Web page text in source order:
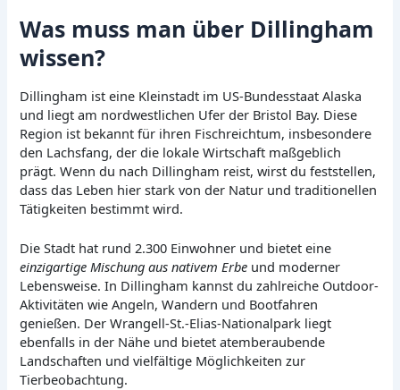
Was muss man über Dillingham
wissen?
Dillingham ist eine Kleinstadt im US-Bundesstaat Alaska
und liegt am nordwestlichen Ufer der Bristol Bay. Diese
Region ist bekannt für ihren Fischreichtum, insbesondere
den Lachsfang, der die lokale Wirtschaft maßgeblich
prägt. Wenn du nach Dillingham reist, wirst du feststellen,
dass das Leben hier stark von der Natur und traditionellen
Tätigkeiten bestimmt wird.
Die Stadt hat rund 2.300 Einwohner und bietet eine
einzigartige Mischung aus nativem Erbe und moderner
Lebensweise. In Dillingham kannst du zahlreiche Outdoor-
Aktivitäten wie Angeln, Wandern und Bootfahren
genießen. Der Wrangell-St.-Elias-Nationalpark liegt
ebenfalls in der Nähe und bietet atemberaubende
Landschaften und vielfältige Möglichkeiten zur
Tierbeobachtung.